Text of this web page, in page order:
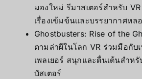
มองใหม่ รีมาสเตอร์สำหรับ
เรื่องเข้มข้นและบรรยากาศหล
Ghostbusters: Rise of the
ตามล่าผีในโลก VR ร่วมมือกั
เพลเยอร์ สนุกและตื่นเต้นสำห
บัสเตอร์